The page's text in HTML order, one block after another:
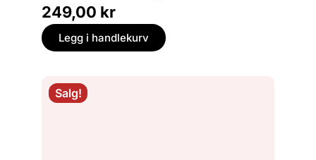
249,00 kr
Legg i handlekurv
Salg!